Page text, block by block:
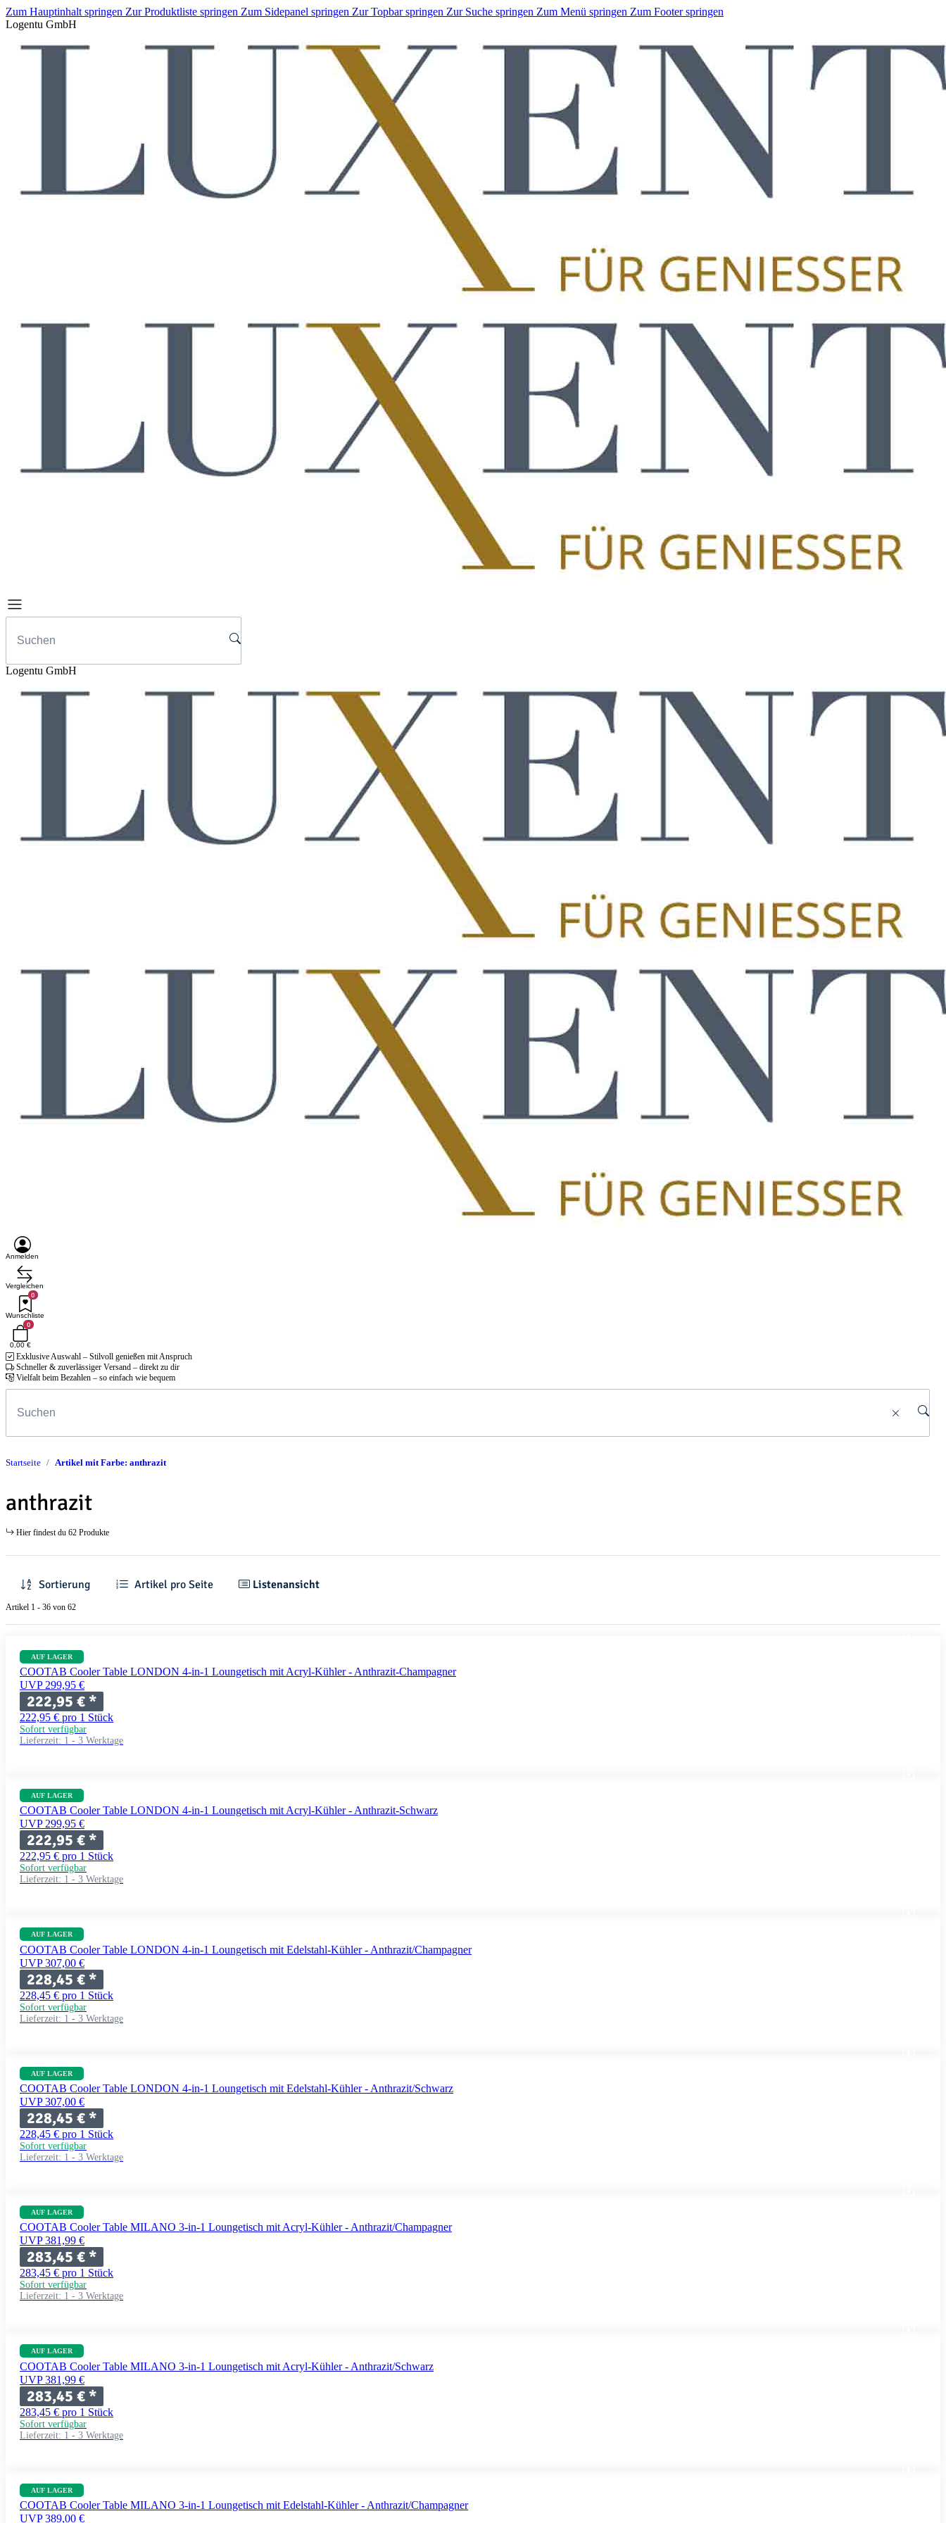
Zum Hauptinhalt springen Zur Produktliste springen Zum Sidepanel springen Zur Topbar springen Zur Suche springen Zum Menü springen Zum Footer springen
Logentu GmbH
Logentu GmbH
Anmelden
Vergleichen
0
Wunschliste
0
0,00 €
Exklusive Auswahl – Stilvoll genießen mit Anspruch
Schneller & zuverlässiger Versand – direkt zu dir
Vielfalt beim Bezahlen – so einfach wie bequem
Startseite Artikel mit Farbe: anthrazit
anthrazit
Hier findest du 62 Produkte
Sortierung Artikel pro Seite Listenansicht
Artikel 1 - 36 von 62
AUF LAGER
COOTAB Cooler Table LONDON 4-in-1 Loungetisch mit Acryl-Kühler - Anthrazit-Champagner
UVP 299,95 €
222,95 € *
222,95 € pro 1 Stück
Sofort verfügbar
Lieferzeit: 1 - 3 Werktage
AUF LAGER
COOTAB Cooler Table LONDON 4-in-1 Loungetisch mit Acryl-Kühler - Anthrazit-Schwarz
UVP 299,95 €
222,95 € *
222,95 € pro 1 Stück
Sofort verfügbar
Lieferzeit: 1 - 3 Werktage
AUF LAGER
COOTAB Cooler Table LONDON 4-in-1 Loungetisch mit Edelstahl-Kühler - Anthrazit/Champagner
UVP 307,00 €
228,45 € *
228,45 € pro 1 Stück
Sofort verfügbar
Lieferzeit: 1 - 3 Werktage
AUF LAGER
COOTAB Cooler Table LONDON 4-in-1 Loungetisch mit Edelstahl-Kühler - Anthrazit/Schwarz
UVP 307,00 €
228,45 € *
228,45 € pro 1 Stück
Sofort verfügbar
Lieferzeit: 1 - 3 Werktage
AUF LAGER
COOTAB Cooler Table MILANO 3-in-1 Loungetisch mit Acryl-Kühler - Anthrazit/Champagner
UVP 381,99 €
283,45 € *
283,45 € pro 1 Stück
Sofort verfügbar
Lieferzeit: 1 - 3 Werktage
AUF LAGER
COOTAB Cooler Table MILANO 3-in-1 Loungetisch mit Acryl-Kühler - Anthrazit/Schwarz
UVP 381,99 €
283,45 € *
283,45 € pro 1 Stück
Sofort verfügbar
Lieferzeit: 1 - 3 Werktage
AUF LAGER
COOTAB Cooler Table MILANO 3-in-1 Loungetisch mit Edelstahl-Kühler - Anthrazit/Champagner
UVP 389,00 €